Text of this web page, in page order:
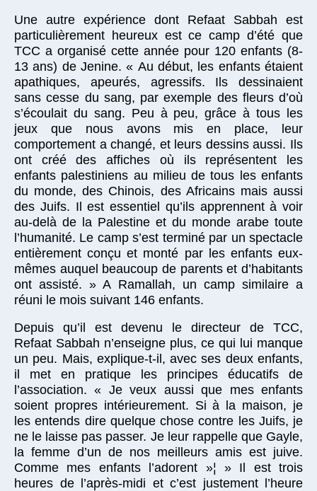
Une autre expérience dont Refaat Sabbah est
particulièrement heureux est ce camp d’été que
TCC a organisé cette année pour 120 enfants (8-
13 ans) de Jenine. « Au début, les enfants étaient
apathiques, apeurés, agressifs. Ils dessinaient
sans cesse du sang, par exemple des fleurs d’où
s’écoulait du sang. Peu à peu, grâce à tous les
jeux que nous avons mis en place, leur
comportement a changé, et leurs dessins aussi. Ils
ont créé des affiches où ils représentent les
enfants palestiniens au milieu de tous les enfants
du monde, des Chinois, des Africains mais aussi
des Juifs. Il est essentiel qu’ils apprennent à voir
au-delà de la Palestine et du monde arabe toute
l’humanité. Le camp s’est terminé par un spectacle
entièrement conçu et monté par les enfants eux-
mêmes auquel beaucoup de parents et d’habitants
ont assisté. » A Ramallah, un camp similaire a
réuni le mois suivant 146 enfants.
Depuis qu’il est devenu le directeur de TCC,
Refaat Sabbah n’enseigne plus, ce qui lui manque
un peu. Mais, explique-t-il, avec ses deux enfants,
il met en pratique les principes éducatifs de
l’association. « Je veux aussi que mes enfants
soient propres intérieurement. Si à la maison, je
les entends dire quelque chose contre les Juifs, je
ne le laisse pas passer. Je leur rappelle que Gayle,
la femme d’un de nos meilleurs amis est juive.
Comme mes enfants l’adorent »¦ » Il est trois
heures de l’après-midi et c’est justement l’heure